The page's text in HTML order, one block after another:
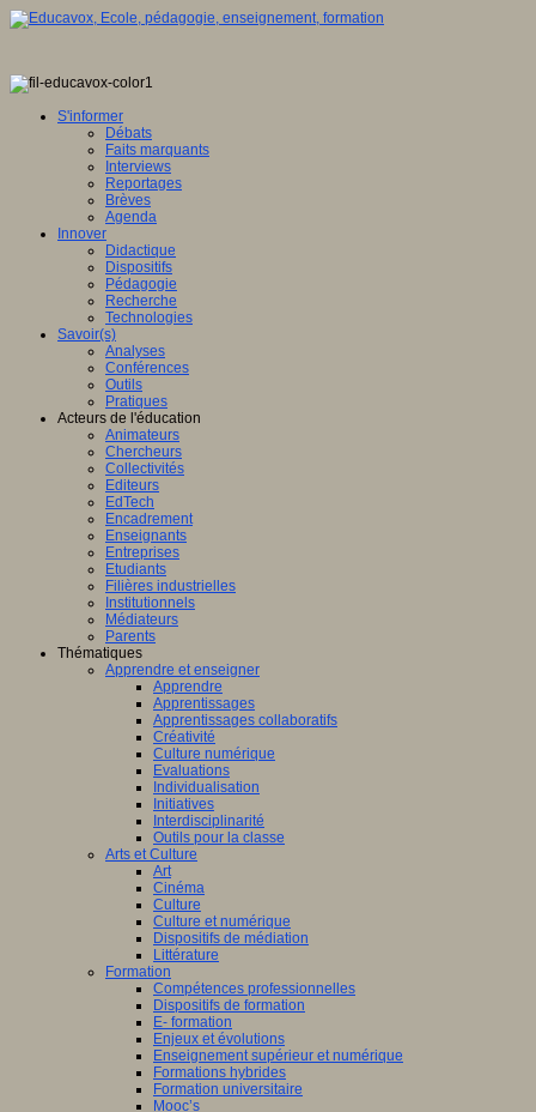
S'informer
Débats
Faits marquants
Interviews
Reportages
Brèves
Agenda
Innover
Didactique
Dispositifs
Pédagogie
Recherche
Technologies
Savoir(s)
Analyses
Conférences
Outils
Pratiques
Acteurs de l'éducation
Animateurs
Chercheurs
Collectivités
Editeurs
EdTech
Encadrement
Enseignants
Entreprises
Etudiants
Filières industrielles
Institutionnels
Médiateurs
Parents
Thématiques
Apprendre et enseigner
Apprendre
Apprentissages
Apprentissages collaboratifs
Créativité
Culture numérique
Evaluations
Individualisation
Initiatives
Interdisciplinarité
Outils pour la classe
Arts et Culture
Art
Cinéma
Culture
Culture et numérique
Dispositifs de médiation
Littérature
Formation
Compétences professionnelles
Dispositifs de formation
E- formation
Enjeux et évolutions
Enseignement supérieur et numérique
Formations hybrides
Formation universitaire
Mooc’s